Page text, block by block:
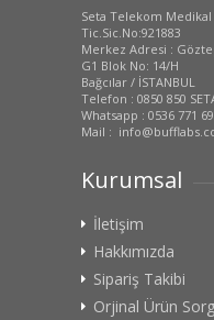
Seta Telekom
Tic.Sic.No:921883
Merkez Adresi :
G1 Blok No: 14/H
Bağcılar / İSTANBUL
Telefon : 0850 850
Whatsapp : 0536 771
Mail :
Kurumsal
İletişim
Hakkımızda
Sipariş Takibi
Orjinal Ürün